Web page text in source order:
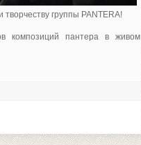
группы PANTERA!
композиций пантера в живом